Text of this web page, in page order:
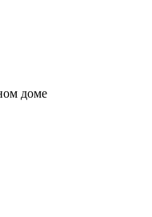
доме